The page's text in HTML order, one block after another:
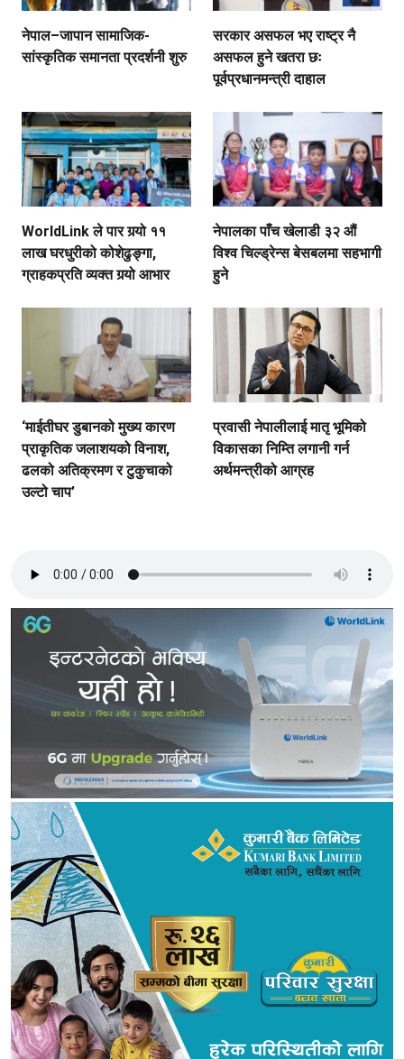
नेपाल–जापान सामाजिक-
सांस्कृतिक समानता प्रदर्शनी शुरु
सरकार असफल भए राष्ट्र नै
असफल हुने खतरा छः
पूर्वप्रधानमन्त्री दाहाल
WorldLink ले पार गर्‍यो ११
लाख घरधुरीको कोशेढुङ्गा,
ग्राहकप्रति व्यक्त गर्‍यो आभार
नेपालका पाँच खेलाडी ३२ औं
विश्व चिल्ड्रेन्स बेसबलमा सहभागी
हुने
‘माईतीघर डुबानको मुख्य कारण
प्राकृतिक जलाशयको विनाश,
ढलको अतिक्रमण र टुकुचाको
उल्टो चाप’
प्रवासी नेपालीलाई मातृ भूमिको
विकासका निम्ति लगानी गर्न
अर्थमन्त्रीको आग्रह